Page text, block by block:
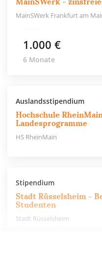
MainSWerk Frankfurt am
1.000 €
6 Monate
Auslandsstipendium
Hochschule
Landesprogramme
HS RheinMain
Stipendium
Stadt Rüsselsheim -
Studenten
Stadt Rüsselsheim